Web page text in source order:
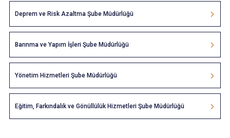
Deprem ve Risk Azaltma Şube Müdürlüğü
Barınma ve Yapım İşleri Şube Müdürlüğü
Yönetim Hizmetleri Şube Müdürlüğü
Eğitim, Farkındalık ve Gönüllülük Hizmetleri Şube Müdürlüğü